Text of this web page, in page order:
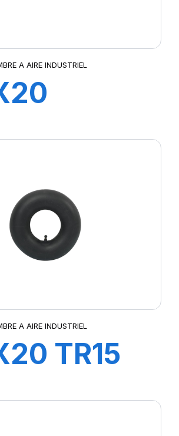
A AIRE INDUSTRIEL
A AIRE INDUSTRIEL
TR15